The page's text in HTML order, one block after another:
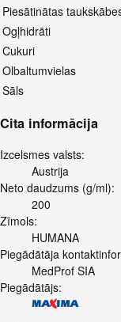
Piesātinātas
Ogļhidrāti
Cukuri
Olbaltumvielas
Sāls
Cita informācija
Izcelsmes valsts:
Austrija
Neto daudzums (g/ml):
200
Zīmols:
HUMANA
Piegādātāja
MedProf SIA
Piegādātājs: